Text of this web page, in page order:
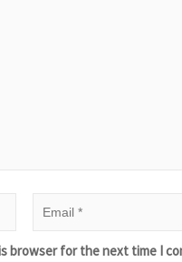
browser for the next time I